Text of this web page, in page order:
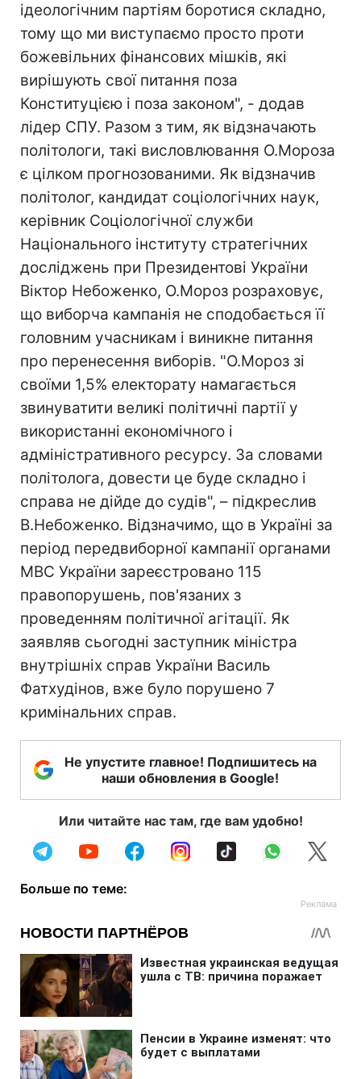
ідеологічним партіям боротися складно,
тому що ми виступаємо просто проти
божевільних фінансових мішків, які
вирішують свої питання поза
Конституцією і поза законом", - додав
лідер СПУ. Разом з тим, як відзначають
політологи, такі висловлювання О.Мороза
є цілком прогнозованими. Як відзначив
політолог, кандидат соціологічних наук,
керівник Соціологічної служби
Національного інституту стратегічних
досліджень при Президентові України
Віктор Небоженко, О.Мороз розраховує,
що виборча кампанія не сподобається її
головним учасникам і виникне питання
про перенесення виборів. "О.Мороз зі
своїми 1,5% електорату намагається
звинуватити великі політичні партії у
використанні економічного і
адміністративного ресурсу. За словами
політолога, довести це буде складно і
справа не дійде до судів", – підкреслив
В.Небоженко. Відзначимо, що в Україні за
період передвиборної кампанії органами
МВС України зареєстровано 115
правопорушень, пов'язаних з
проведенням політичної агітації. Як
заявляв сьогодні заступник міністра
внутрішніх справ України Василь
Фатхудінов, вже було порушено 7
кримінальних справ.
Не упустите главное! Подпишитесь на
наши обновления в Google!
Или читайте нас там, где вам удобно!
Больше по теме: